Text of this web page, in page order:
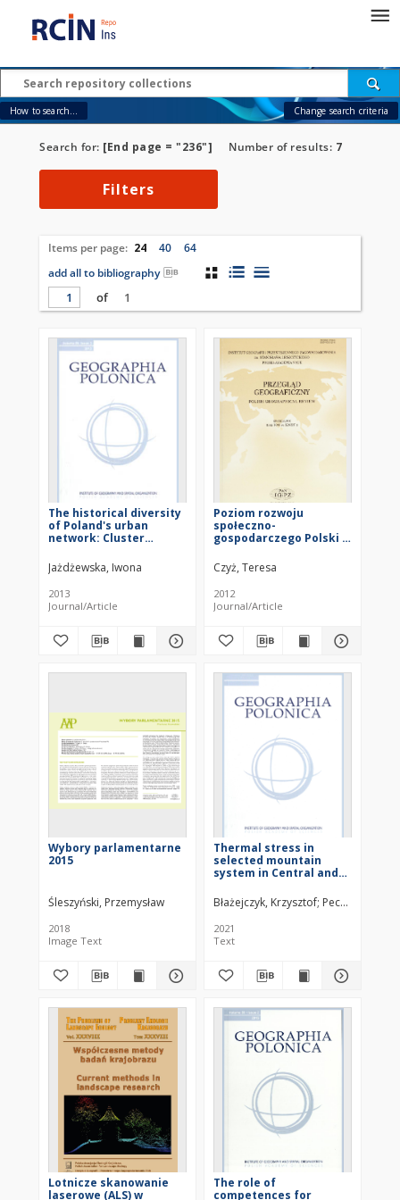
How to search... Change search criteria
Search for: [End page = "236"] Number of results: 7
Filters
Items per page: 24 40
64
add all to bibliography
of
1
The historical diversity
of Poland's urban
network: Cluster
historical regions
Jażdżewska, Iwona
2013
Journal/Article
Poziom rozwoju
społeczno-
gospodarczego Polski w
= The level of socio-
economic development
of Poland: a
subregional approach
Czyż, Teresa
2012
Journal/Article
Wybory parlamentarne
2015
Śleszyński, Przemysław
2018
Image Text
Thermal stress in
selected mountain
system in Central and
research based on UTCI
characteristics
Błażejczyk, Krzysztof Pecelj, Milica
2021
Text
Lotnicze skanowanie
laserowe (ALS) w
The role of
competences for